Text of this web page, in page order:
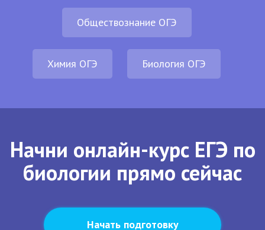
Обществознание ОГЭ
Химия ОГЭ Биология ОГЭ
Начни онлайн-курс ЕГЭ по
биологии прямо сейчас
Начать подготовку